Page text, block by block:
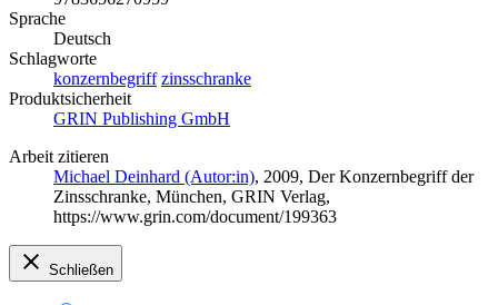
Sprache
Deutsch
Schlagworte
konzernbegriff zinsschranke
Produktsicherheit
GRIN Publishing GmbH
Arbeit zitieren
Michael Deinhard (Autor:in), 2009, Der Konzernbegriff der
Zinsschranke, München, GRIN Verlag,
https://www.grin.com/document/199363
Schließen